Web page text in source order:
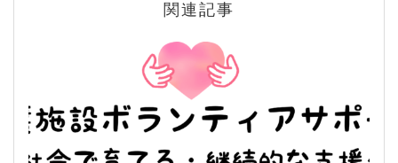
関連記事